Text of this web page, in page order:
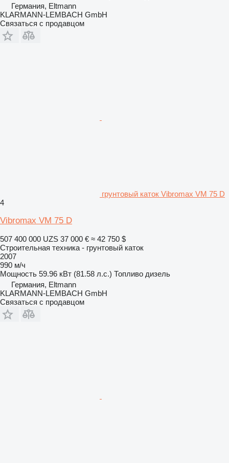
Германия, Eltmann
KLARMANN-LEMBACH GmbH
Связаться с продавцом
грунтовый каток Vibromax VM 75 D
4
Vibromax VM 75 D
507 400 000 UZS 37 000 € ≈ 42 750 $
Строительная техника - грунтовый каток
2007
990 м/ч
Мощность 59.96 кВт (81.58 л.с.) Топливо дизель
Германия, Eltmann
KLARMANN-LEMBACH GmbH
Связаться с продавцом